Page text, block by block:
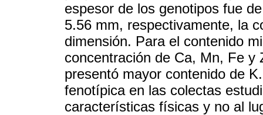
espesor de los genotipos fue
5.56 mm, respectivamente, la
dimensión. Para el contenido
concentración de Ca, Mn, Fe
presentó mayor contenido de
fenotípica en las colectas
características físicas y no al